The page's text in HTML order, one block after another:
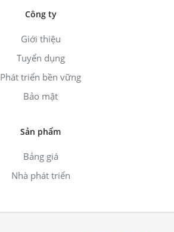
Công ty
Giới thiệu
Tuyển dụng
Phát triển bền vững
Bảo mật
Sản phẩm
Bảng giá
Nhà phát triển